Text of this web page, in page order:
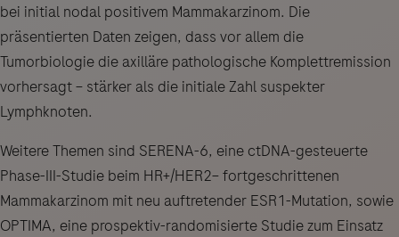
bei initial nodal positivem Mammakarzinom. Die
präsentierten Daten zeigen, dass vor allem die
Tumorbiologie die axilläre pathologische Komplettremission
vorhersagt – stärker als die initiale Zahl suspekter
Lymphknoten.
Weitere Themen sind SERENA-6, eine ctDNA-gesteuerte
Phase-III-Studie beim HR+/HER2− fortgeschrittenen
Mammakarzinom mit neu auftretender ESR1-Mutation, sowie
OPTIMA, eine prospektiv-randomisierte Studie zum Einsatz